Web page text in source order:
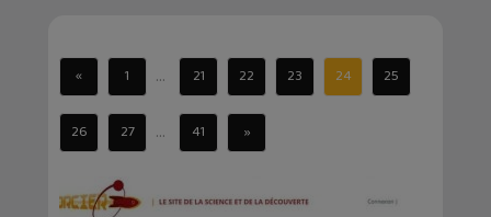
« 1 ... 21 22 23 24 25
26 27 ... 41 »